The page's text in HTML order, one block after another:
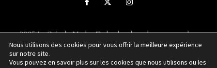
2025 La Guía de Moda - Todos los derechos reservados.
Sitio web desarrollado porNUBEXO
Nous utilisons des cookies pour vous offrir la meilleure expérience
sur notre site.
Vous pouvez en savoir plus sur les cookies que nous utilisons ou les